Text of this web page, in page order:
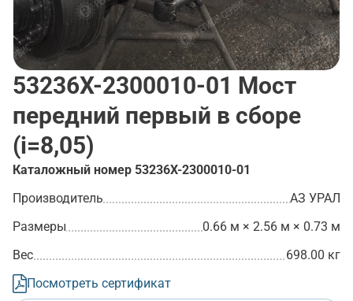
53236Х-2300010-01 Мост
передний первый в сборе
(i=8,05)
Каталожный номер 53236Х-2300010-01
Производитель
АЗ УРАЛ
Размеры
0.66 м × 2.56 м × 0.73 м
Вес
698.00 кг
Посмотреть сертификат